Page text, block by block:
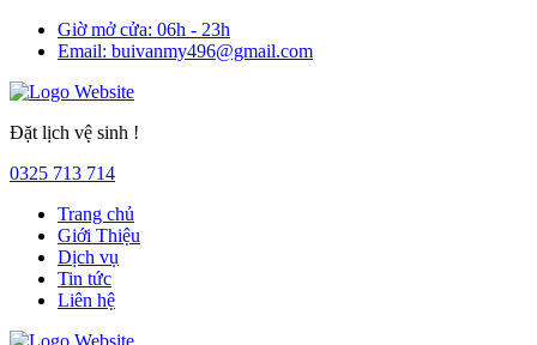
Giờ mở cửa: 06h - 23h
Email: buivanmy496@gmail.com
Đặt lịch vệ sinh !
0325 713 714
Trang chủ
Giới Thiệu
Dịch vụ
Tin tức
Liên hệ